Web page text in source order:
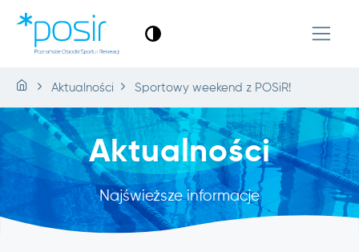
Aktualności Sportowy weekend z POSiR!
Aktualności
Najświeższe informacje